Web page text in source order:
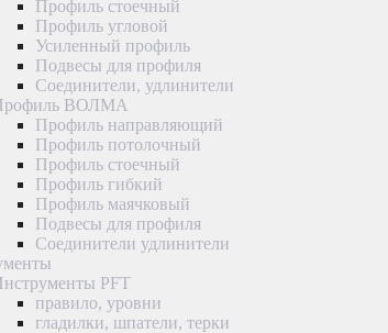
Профиль стоечный
Профиль угловой
Усиленный профиль
Подвесы для профиля
Соединители, удлинители
ВОЛМА
Профиль направляющий
Профиль потолочный
Профиль стоечный
Профиль гибкий
Профиль маячковый
Подвесы для профиля
Соединители удлинители
PFT
правило, уровни
гладилки, шпатели, терки